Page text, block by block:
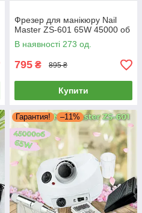
Фрезер для манікюру Nail
Master ZS-601 65W 45000 об
В наявності 273 од.
795 ₴ 895 ₴
Купити
Гарантия! –11%